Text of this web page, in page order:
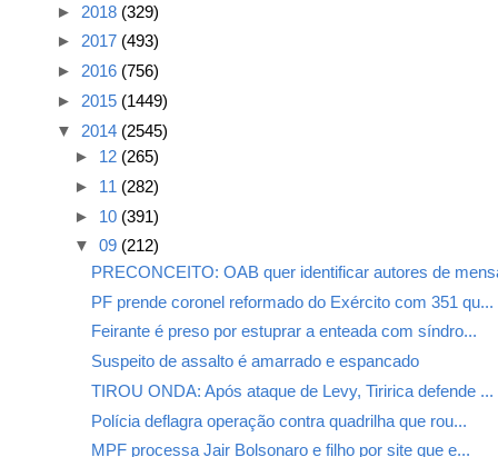
► 2018 (329)
► 2017 (493)
► 2016 (756)
► 2015 (1449)
▼ 2014 (2545)
► 12 (265)
► 11 (282)
► 10 (391)
▼ 09 (212)
PRECONCEITO: OAB quer identificar autores de
PF prende coronel reformado do Exército com 351 qu...
Feirante é preso por estuprar a enteada com síndro...
Suspeito de assalto é amarrado e espancado
TIROU ONDA: Após ataque de Levy, Tiririca defende ...
Polícia deflagra operação contra quadrilha que rou...
MPF processa Jair Bolsonaro e filho por site que e...